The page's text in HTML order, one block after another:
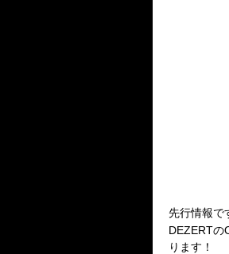
先行情報で
DEZERTの
ります！